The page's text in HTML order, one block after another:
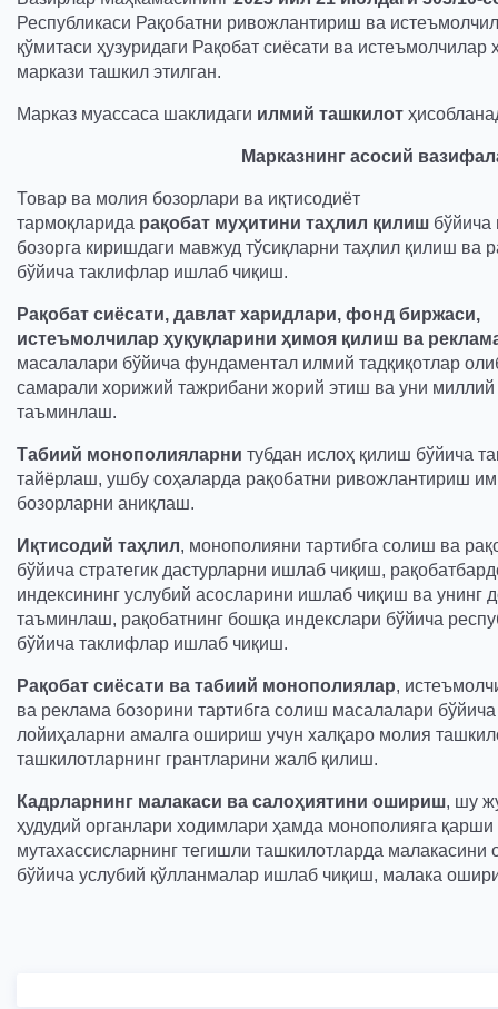
Республикаси Рақобатни ривожлантириш ва
қўмитаси ҳузуридаги Рақобат сиёсати ва истеъмолчилар
маркази ташкил этилган.
Марказ муассаса шаклидаги илмий ташкилот
Марказнинг асосий
Товар ва молия бозорлари ва иқтисодиёт
тармоқларида рақобат муҳитини таҳлил қилиш бўйича
бозорга киришдаги мавжуд тўсиқларни таҳлил қилиш ва
бўйича таклифлар ишлаб чиқиш.
Рақобат сиёсати, давлат харидлари, фонд биржаси,
истеъмолчилар ҳуқуқларини ҳимоя қилиш ва
масалалари бўйича фундаментал илмий тадқиқотлар
самарали хорижий тажрибани жорий этиш ва уни
таъминлаш.
Табиий монополияларни тубдан ислоҳ қилиш бўйича
тайёрлаш, ушбу соҳаларда рақобатни ривожлантириш
бозорларни аниқлаш.
Иқтисодий таҳлил, монополияни тартибга солиш ва
бўйича стратегик дастурларни ишлаб чиқиш,
индексининг услубий асосларини ишлаб чиқиш ва унинг
таъминлаш, рақобатнинг бошқа индекслари бўйича
бўйича таклифлар ишлаб чиқиш.
Рақобат сиёсати ва табиий монополиялар,
ва реклама бозорини тартибга солиш масалалари
лойиҳаларни амалга ошириш учун халқаро молия
ташкилотларнинг грантларини жалб қилиш.
Кадрларнинг малакаси ва салоҳиятини ошириш, шу
ҳудудий органлари ходимлари ҳамда монополияга қарши
мутахассисларнинг тегишли ташкилотларда
бўйича услубий қўлланмалар ишлаб чиқиш, малака